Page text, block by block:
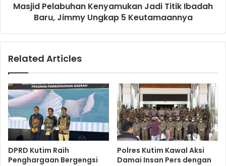
Masjid Pelabuhan Kenyamukan Jadi Titik Ibadah
Baru, Jimmy Ungkap 5 Keutamaannya
Related Articles
DPRD Kutim Raih
Penghargaan Bergengsi
Polres Kutim Kawal Aksi
Damai Insan Pers dengan